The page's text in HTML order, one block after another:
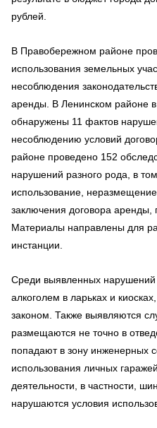
рублей.
В Правобережном районе
использования земельных
несоблюдения
аренды. В Ленинском районе
обнаружены 11 фактов
несоблюдению условий
районе проведено 152
нарушений разного рода, в
использование,
заключения договора аренды,
Материалы направлены для
инстанции.
Среди выявленных нарушений
алкоголем в ларьках и
законом. Также выявляются
размещаются не точно в
попадают в зону инженерных
использования личных
деятельности, в частности,
нарушаются условия